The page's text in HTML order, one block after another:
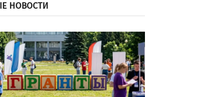
НОВОСТИ